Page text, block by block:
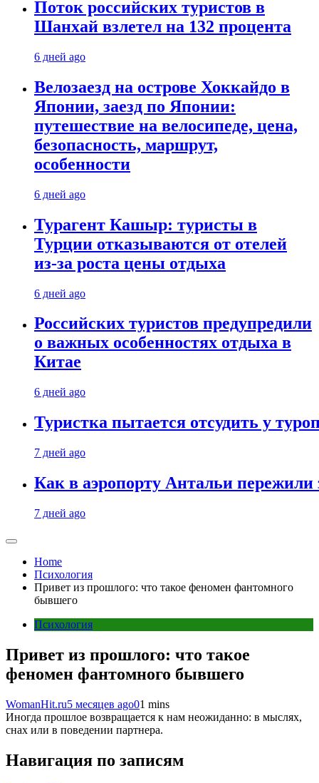
Поток российских туристов в
Шанхай взлетел на 132 процента
6 дней ago
Велозаезд на острове Хоккайдо в
Японии, заезд по Японии:
путешествие на велосипеде, цена,
безопасность, маршрут,
особенности
6 дней ago
Турагент Кашыр: туристы в
Турции отказываются от отелей
из-за роста цены отдыха
6 дней ago
Российских туристов предупредили
о важных особенностях отдыха в
Китае
6 дней ago
Туристка пытается отсудить у
7 дней ago
Как в аэропорту Антальи
7 дней ago
Home
Психология
Привет из прошлого: что такое феномен фантомного
бывшего
Психология
Привет из прошлого: что такое
феномен фантомного бывшего
WomanHit.ru5 месяцев ago01 mins
Иногда прошлое возвращается к нам неожиданно: в мыслях,
снах или в поведении партнера.
Навигация по записям